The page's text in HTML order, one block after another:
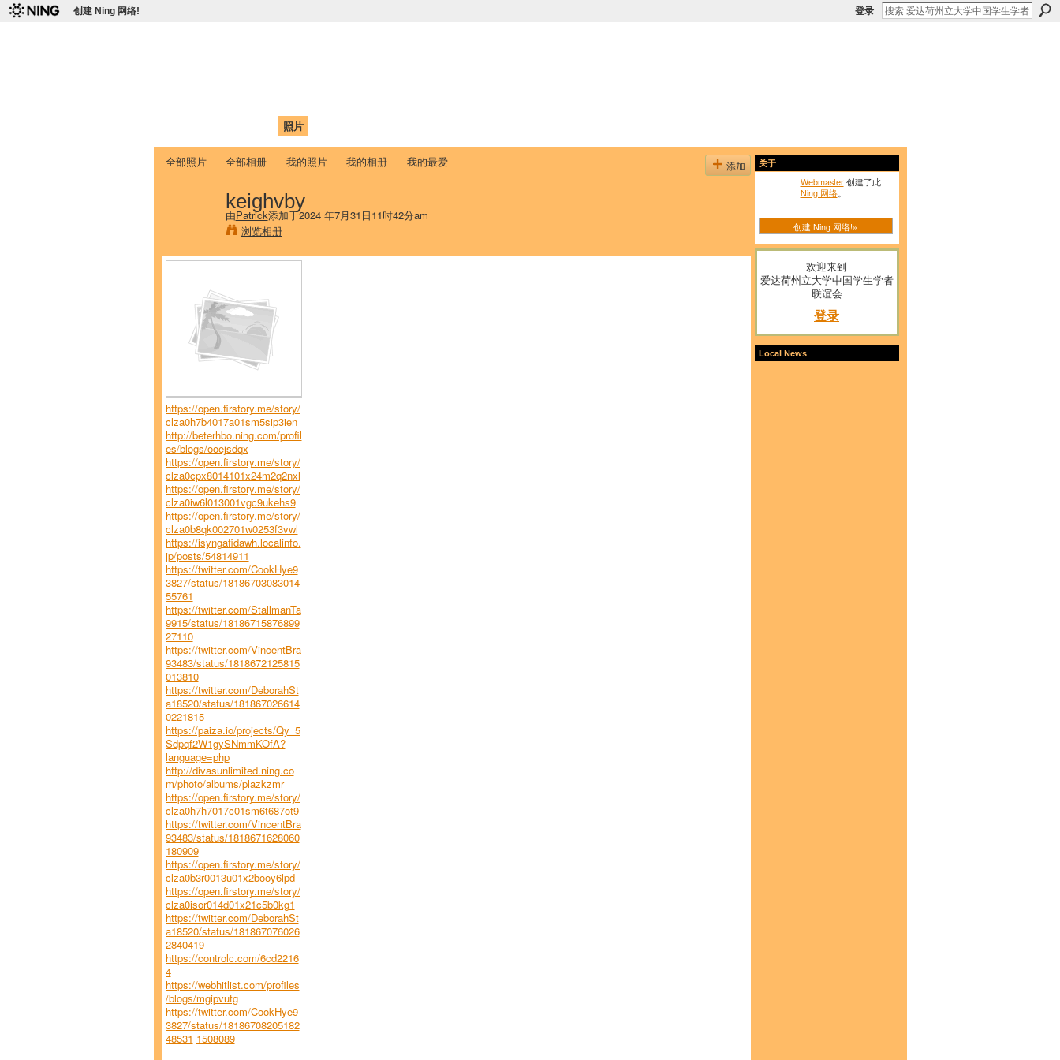
创建 Ning 网络! 登录
照片
全部照片 全部相册 我的照片 我的相册 我的最爱 添加
keighvby
由Patrick添加于2024 年7月31日11时42分am
浏览相册
https://open.firstory.me/story/
clza0h7b4017a01sm5sip3ien
http://beterhbo.ning.com/profil
es/blogs/ooejsdqx
https://open.firstory.me/story/
clza0cpx8014101x24m2q2nxl
https://open.firstory.me/story/
clza0iw6l013001vgc9ukehs9
https://open.firstory.me/story/
clza0b8qk002701w0253f3vwl
https://isyngafidawh.localinfo.
jp/posts/54814911
https://twitter.com/CookHye9
3827/status/18186703083014
55761
https://twitter.com/StallmanTa
9915/status/18186715876899
27110
https://twitter.com/VincentBra
93483/status/1818672125815
013810
https://twitter.com/DeborahSt
a18520/status/181867026614
0221815
https://paiza.io/projects/Qy_5
Sdpqf2W1gySNmmKOfA?
language=php
http://divasunlimited.ning.co
m/photo/albums/plazkzmr
https://open.firstory.me/story/
clza0h7h7017c01sm6t687ot9
https://twitter.com/VincentBra
93483/status/1818671628060
180909
https://open.firstory.me/story/
clza0b3r0013u01x2booy6lpd
https://open.firstory.me/story/
clza0isor014d01x21c5b0kg1
https://twitter.com/DeborahSt
a18520/status/181867076026
2840419
https://controlc.com/6cd2216
4
https://webhitlist.com/profiles
/blogs/mgipvutg
https://twitter.com/CookHye9
3827/status/18186708205182
48531 1508089
关于
Webmaster创建了此
Ning 网络。
创建 Ning 网络!»
欢迎来到
爱达荷州立大学中国学生学者
联谊会
登录
Local News